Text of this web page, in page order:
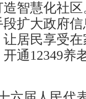
智慧化社
扩大政府
居民享受
通12349养